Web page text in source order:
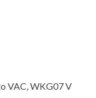
VAC,WKG07 V